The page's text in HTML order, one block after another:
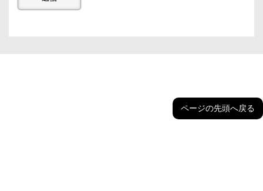
ページの先頭へ戻る